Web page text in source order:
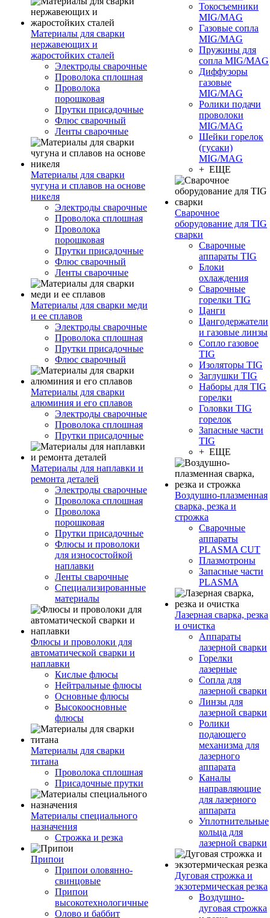
Материалы для сварки
нержавеющих и
жаростойких сталей
Электроды сварочные
Проволока сплошная
Проволока
порошковая
Прутки присадочные
Флюс сварочный
Ленты сварочные
Материалы для сварки
чугуна и сплавов на основе
никеля
Электроды сварочные
Проволока сплошная
Проволока
порошковая
Прутки присадочные
Флюс сварочный
Ленты сварочные
Материалы для сварки меди
и ее сплавов
Электроды сварочные
Проволока сплошная
Прутки присадочные
Флюс сварочный
Материалы для сварки
алюминия и его сплавов
Электроды сварочные
Проволока сплошная
Прутки присадочные
Материалы для наплавки и
ремонта деталей
Электроды сварочные
Проволока сплошная
Проволока
порошковая
Прутки присадочные
Флюсы и проволоки
для износостойкой
наплавки
Ленты сварочные
Специализированные
материалы
Флюсы и проволоки для
автоматической сварки и
наплавки
Кислые флюсы
Нейтральные флюсы
Основные флюсы
Высокоосновные
флюсы
Материалы для сварки
титана
Проволока сплошная
Присадочные прутки
Материалы специального
назначения
Строжка и резка
Припои
Припои оловянно-
свинцовые
Припои
высокотехнологичные
Олово и баббит
Токосъемники
MIG/MAG
Газовые сопла
MIG/MAG
Пружины для
сопла MIG/MAG
Диффузоры
газовые
MIG/MAG
Ролики подачи
проволоки
MIG/MAG
Шейки горелок
(гусаки)
MIG/MAG
+ ЕЩЕ
Сварочное
оборудование для TIG
сварки
Сварочные
аппараты TIG
Блоки
охлаждения
Сварочные
горелки TIG
Цанги
Цангодержатели
и газовые линзы
Сопло газовое
TIG
Изоляторы TIG
Заглушки TIG
Наборы для TIG
горелки
Головки TIG
горелок
Запасные части
TIG
+ ЕЩЕ
Воздушно-плазменная
сварка, резка и
строжка
Сварочные
аппараты
PLASMA CUT
Плазмотроны
Запасные части
PLASMA
Лазерная сварка, резка
и очистка
Аппараты
лазерной сварки
Горелки
лазерные
Сопла для
лазерной сварки
Линзы для
лазерной сварки
Ролики
подающего
механизма для
лазерного
аппарата
Каналы
направляющие
для лазерного
аппарата
Уплотнительные
кольца для
лазерной сварки
Дуговая строжка и
экзотермическая резка
Воздушно-
дуговая строжка